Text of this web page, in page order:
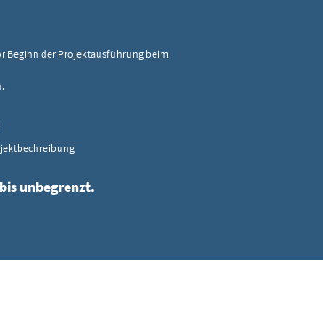
Beginn der Projektausführung beim
unbegrenzt.